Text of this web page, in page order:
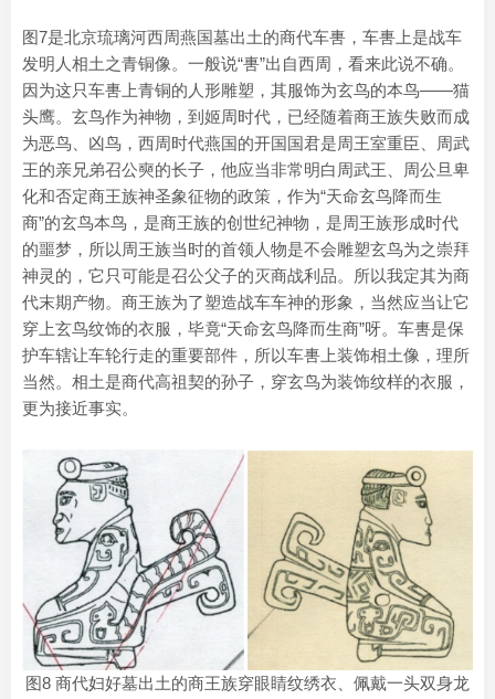
图7是北京琉璃河西周燕国墓出土的商代车軎，车軎上是战车
发明人相土之青铜像。一般说“軎”出自西周，看来此说不确。
因为这只车軎上青铜的人形雕塑，其服饰为玄鸟的本鸟——猫
头鹰。玄鸟作为神物，到姬周时代，已经随着商王族失败而成
为恶鸟、凶鸟，西周时代燕国的开国国君是周王室重臣、周武
王的亲兄弟召公奭的长子，他应当非常明白周武王、周公旦卑
化和否定商王族神圣象征物的政策，作为“天命玄鸟降而生
商”的玄鸟本鸟，是商王族的创世纪神物，是周王族形成时代
的噩梦，所以周王族当时的首领人物是不会雕塑玄鸟为之崇拜
神灵的，它只可能是召公父子的灭商战利品。所以我定其为商
代末期产物。商王族为了塑造战车车神的形象，当然应当让它
穿上玄鸟纹饰的衣服，毕竟“天命玄鸟降而生商”呀。车軎是保
护车辖让车轮行走的重要部件，所以车軎上装饰相土像，理所
当然。相土是商代高祖契的孙子，穿玄鸟为装饰纹样的衣服，
更为接近事实。
图8 商代妇好墓出土的商王族穿眼睛纹绣衣、佩戴一头双身龙